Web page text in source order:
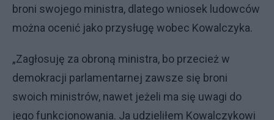
broni swojego ministra, dlatego wniosek ludowców
można ocenić jako przysługę wobec Kowalczyka.
„Zagłosuję za obroną ministra, bo przecież w
demokracji parlamentarnej zawsze się broni
swoich ministrów, nawet jeżeli ma się uwagi do
jego funkcjonowania. Ja udzieliłem Kowalczykowi